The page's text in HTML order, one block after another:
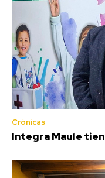
Crónicas
Integra Maule